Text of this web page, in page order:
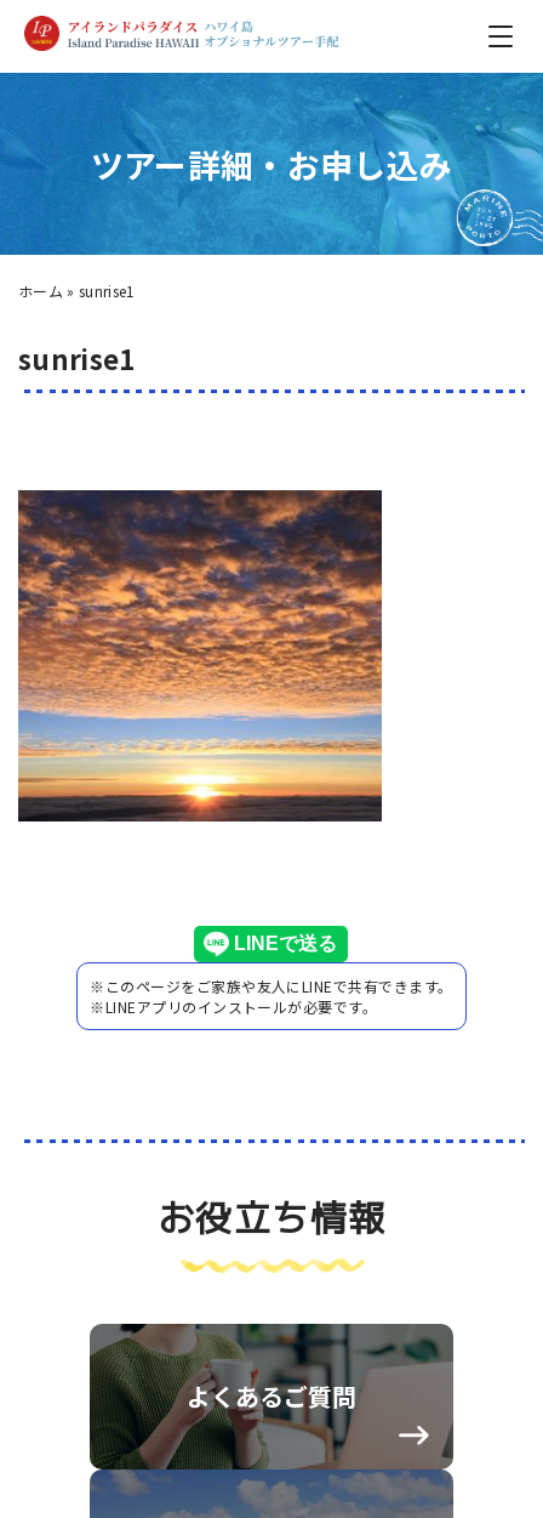
ツアー詳細・お申し込み
ホーム » sunrise1
sunrise1
※このページをご家族や友人にLINEで共有できます。
※LINEアプリのインストールが必要です。
お役立ち情報
よくあるご質問